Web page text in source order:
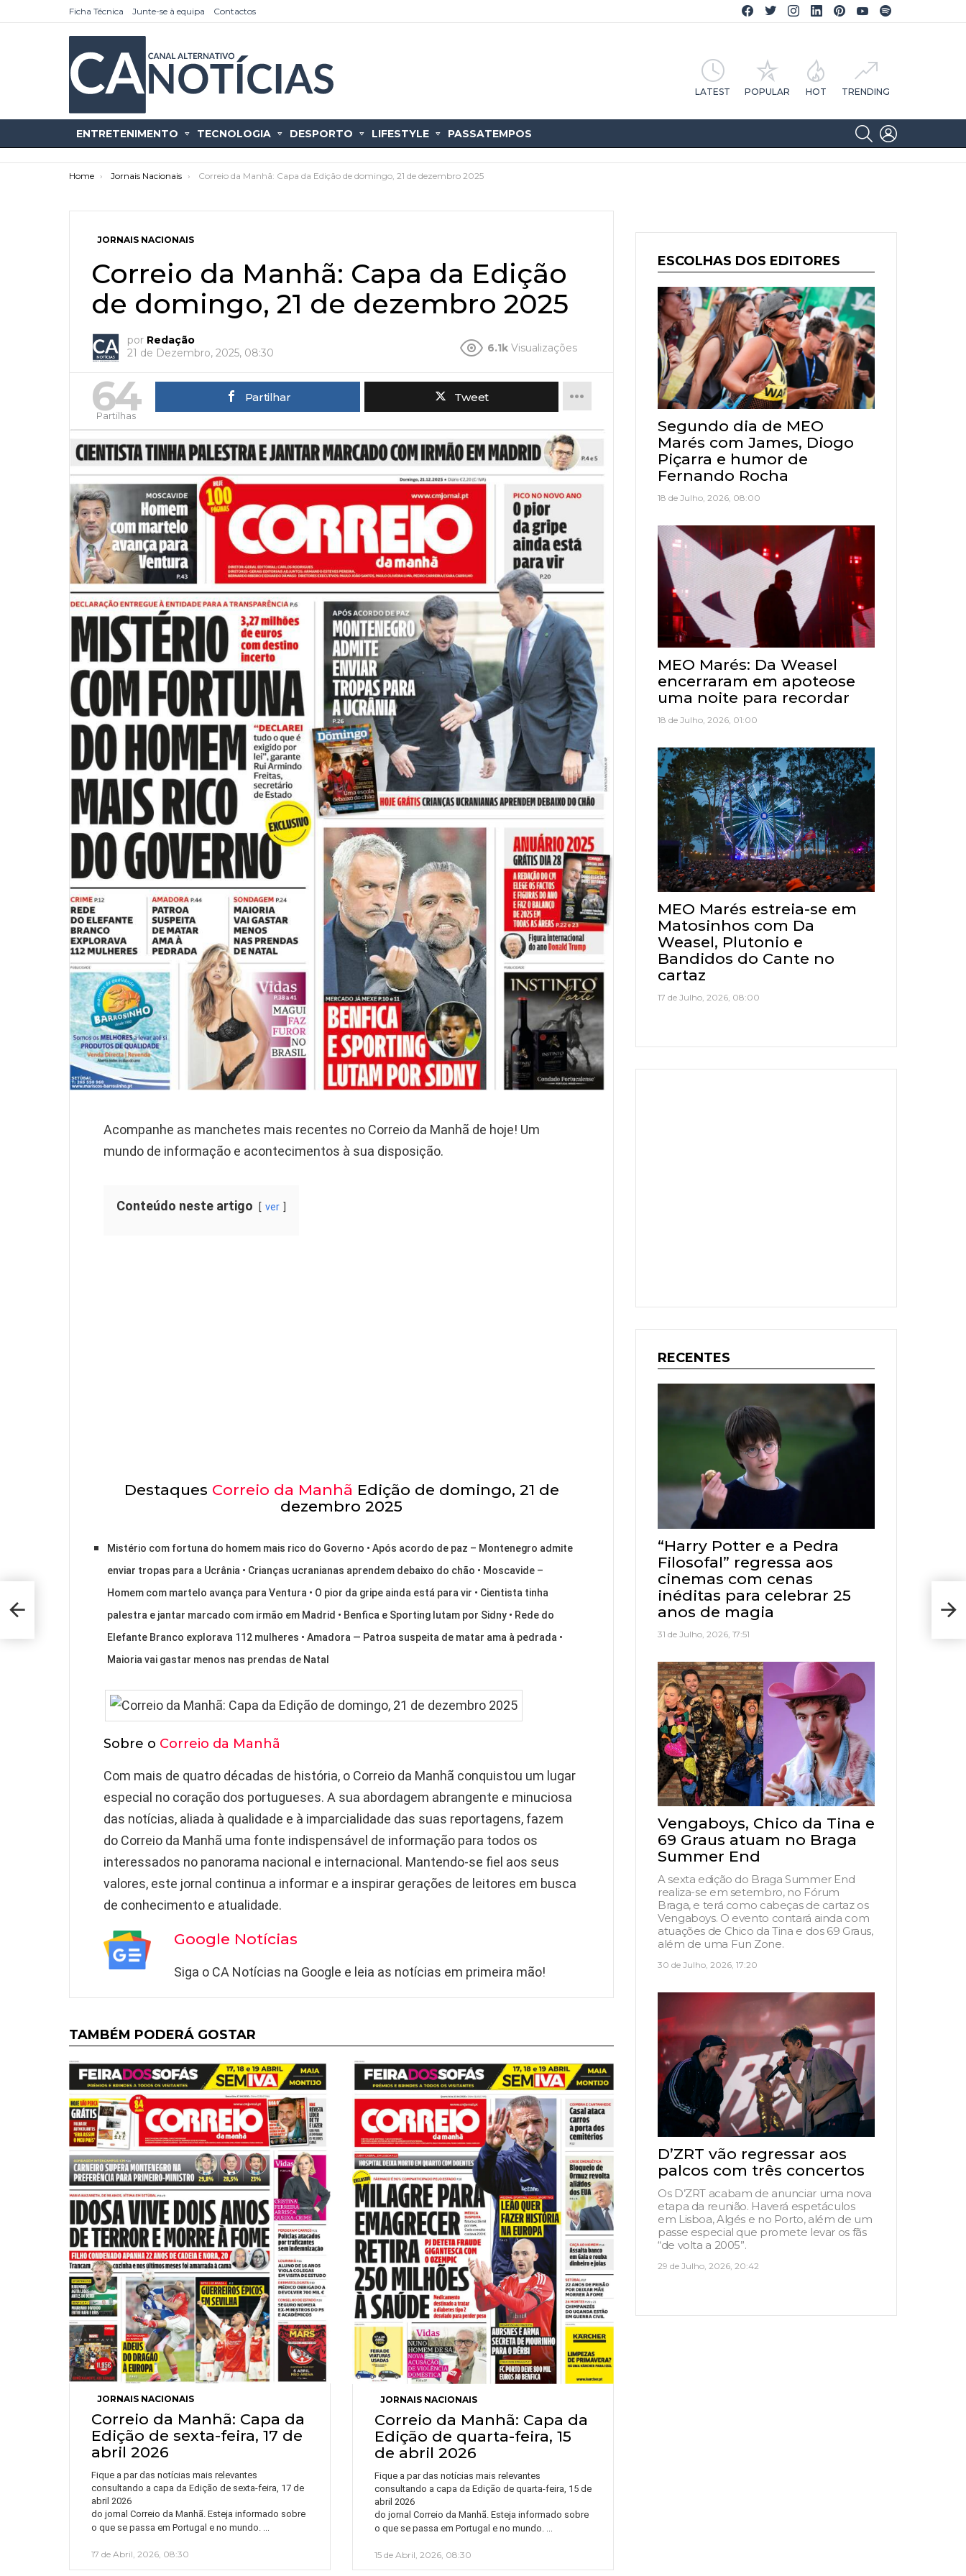
Ficha Técnica Junte-se à equipa Contactos
Facebook CA Notícias
Twitter CA Notícias
Instagram CA Notícias
Linkedin CA Notícias
Pinterest CA Notícias
YouTube CA Notícias
LATEST POPULAR HOT TRENDING
ENTRETENIMENTO TECNOLOGIA DESPORTO LIFESTYLE PASSATEMPOS
SEARCH
You are here:
Home Jornais Nacionais Correio da Manhã: Capa da Edição de domingo, 21 de dezembro 2025
JORNAIS NACIONAIS
Correio da Manhã: Capa da Edição
de domingo, 21 de dezembro 2025
por Redação
21 de Dezembro, 2025, 08:30
6.1k Visualizações
64
Partilhas
Partilhar Tweet
Acompanhe as manchetes mais recentes no Correio da Manhã de hoje! Um
mundo de informação e acontecimentos à sua disposição.
Conteúdo neste artigo ver
Destaques Correio da Manhã Edição de domingo, 21 de
dezembro 2025
Mistério com fortuna do homem mais rico do Governo • Após acordo de paz – Montenegro admite
enviar tropas para a Ucrânia • Crianças ucranianas aprendem debaixo do chão • Moscavide –
Homem com martelo avança para Ventura • O pior da gripe ainda está para vir • Cientista tinha
palestra e jantar marcado com irmão em Madrid • Benfica e Sporting lutam por Sidny • Rede do
Elefante Branco explorava 112 mulheres • Amadora — Patroa suspeita de matar ama à pedrada •
Maioria vai gastar menos nas prendas de Natal
Sobre o Correio da Manhã
Com mais de quatro décadas de história, o Correio da Manhã conquistou um lugar
especial no coração dos portugueses. A sua abordagem abrangente e minuciosa
das notícias, aliada à qualidade e à imparcialidade das suas reportagens, fazem
do Correio da Manhã uma fonte indispensável de informação para todos os
interessados no panorama nacional e internacional. Mantendo-se fiel aos seus
valores, este jornal continua a informar e a inspirar gerações de leitores em busca
de conhecimento e atualidade.
Google Notícias
Siga o CA Notícias na Google e leia as notícias em primeira mão!
TAMBÉM PODERÁ GOSTAR
JORNAIS NACIONAIS
Correio da Manhã: Capa da
Edição de sexta-feira, 17 de
abril 2026
Fique a par das notícias mais relevantes
consultando a capa da Edição de sexta-feira, 17 de
abril 2026
do jornal Correio da Manhã. Esteja informado sobre
o que se passa em Portugal e no mundo.
17 de Abril, 2026, 08:30
JORNAIS NACIONAIS
Correio da Manhã: Capa da
Edição de quarta-feira, 15
de abril 2026
Fique a par das notícias mais relevantes
consultando a capa da Edição de quarta-feira, 15 de
abril 2026
do jornal Correio da Manhã. Esteja informado sobre
o que se passa em Portugal e no mundo. …
15 de Abril, 2026, 08:30
A
21
ESCOLHAS DOS EDITORES
Segundo dia de MEO
Marés com James, Diogo
Piçarra e humor de
Fernando Rocha
18 de Julho, 2026, 08:00
MEO Marés: Da Weasel
encerraram em apoteose
uma noite para recordar
18 de Julho, 2026, 01:00
MEO Marés estreia-se em
Matosinhos com Da
Weasel, Plutonio e
Bandidos do Cante no
cartaz
17 de Julho, 2026, 08:00
RECENTES
“Harry Potter e a Pedra
Filosofal” regressa aos
cinemas com cenas
inéditas para celebrar 25
anos de magia
31 de Julho, 2026, 17:51
Vengaboys, Chico da Tina e
69 Graus atuam no Braga
Summer End
A sexta edição do Braga Summer End
realiza-se em setembro, no Fórum
Braga, e terá como cabeças de cartaz os
Vengaboys. O evento contará ainda com
atuações de Chico da Tina e dos 69 Graus,
além de uma Fun Zone.
30 de Julho, 2026, 17:20
D’ZRT vão regressar aos
palcos com três concertos
Os D’ZRT acabam de anunciar uma nova
etapa da reunião. Haverá espetáculos
em Lisboa, Algés e no Porto, além de um
passe especial que promete levar os fãs
“de volta a 2005”.
29 de Julho, 2026, 20:42